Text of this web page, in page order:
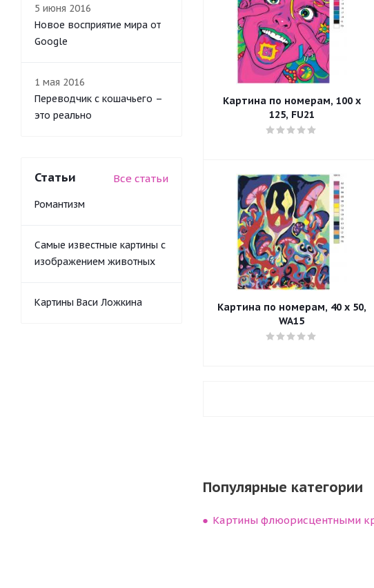
Картина по номерам, 100 x
125, FU21
Картина по номерам, 40 x 50,
WA15
Популярные категории
Картины флюорисцентными
5 июня 2016
Новое восприятие мира от
Google
1 мая 2016
Переводчик с кошачьего –
это реально
Статьи Все статьи
Романтизм
Самые известные картины с
изображением животных
Картины Васи Ложкина